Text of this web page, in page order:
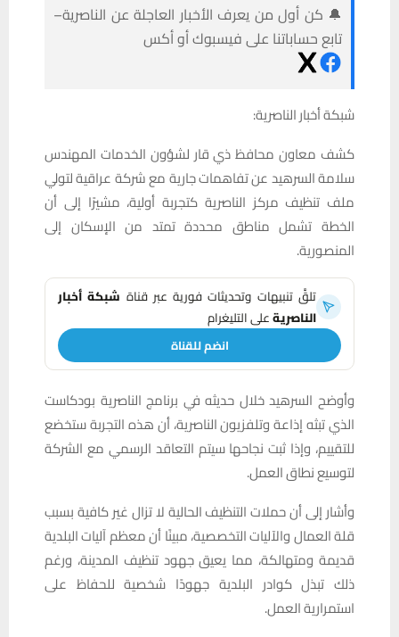
🔔 كن أول من يعرف الأخبار العاجلة عن الناصرية–
تابع حساباتنا على فيسبوك أو أكس
شبكة أخبار الناصرية:
كشف معاون محافظ ذي قار لشؤون الخدمات المهندس
سلامة السرهيد عن تفاهمات جارية مع شركة عراقية لتولي
ملف تنظيف مركز الناصرية كتجربة أولية، مشيرًا إلى أن
الخطة تشمل مناطق محددة تمتد من الإسكان إلى
المنصورية.
تلقَّ تنبيهات وتحديثات فورية عبر قناة شبكة أخبار
الناصريةعلى التليغرام
انضم للقناة
وأوضح السرهيد خلال حديثه في برنامج الناصرية بودكاست
الذي تبثه إذاعة وتلفزيون الناصرية، أن هذه التجربة ستخضع
للتقييم، وإذا ثبت نجاحها سيتم التعاقد الرسمي مع الشركة
لتوسيع نطاق العمل.
وأشار إلى أن حملات التنظيف الحالية لا تزال غير كافية بسبب
قلة العمال والآليات التخصصية، مبينًا أن معظم آليات البلدية
قديمة ومتهالكة، مما يعيق جهود تنظيف المدينة، ورغم
ذلك تبذل كوادر البلدية جهودًا شخصية للحفاظ على
استمرارية العمل.